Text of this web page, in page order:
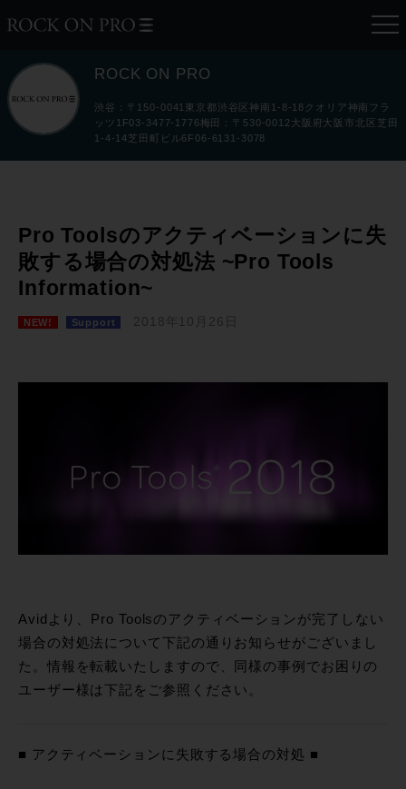
ROCK ON PRO
渋谷：〒150-0041東京都渋谷区神南1-8-18クオリア神南フラ
ッツ1F03-3477-1776梅田：〒530-0012大阪府大阪市北区芝田
1-4-14芝田町ビル6F06-6131-3078
Pro Toolsのアクティベーションに失
敗する場合の対処法 ~Pro Tools
Information~
NEW! Support 2018年10月26日
Avidより、Pro Toolsのアクティベーションが完了しない
場合の対処法について下記の通りお知らせがございまし
た。情報を転載いたしますので、同様の事例でお困りの
ユーザー様は下記をご参照ください。
■ アクティベーションに失敗する場合の対処 ■